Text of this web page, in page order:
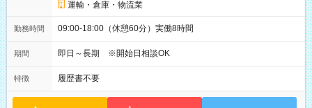
運輸・倉庫・物流業
勤務時間 09:00-18:00（休憩60分）実働8時間
期間 即日～長期 ※開始日相談OK
特徴 履歴書不要